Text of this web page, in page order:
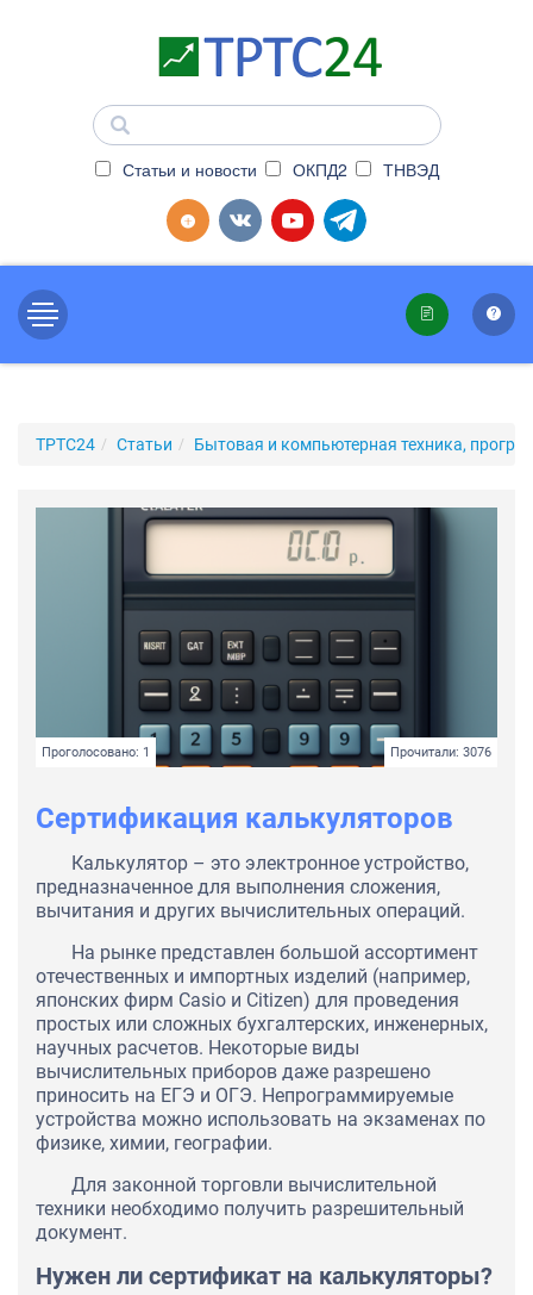
Статьи и новости ОКПД2 ТНВЭД
ТРТС24 Статьи Бытовая и компьютерная техника,
Проголосовано: 1 Прочитали: 3076
Сертификация калькуляторов
Калькулятор – это электронное устройство,
предназначенное для выполнения сложения,
вычитания и других вычислительных операций.
На рынке представлен большой ассортимент
отечественных и импортных изделий (например,
японских фирм Casio и Citizen) для проведения
простых или сложных бухгалтерских, инженерных,
научных расчетов. Некоторые виды
вычислительных приборов даже разрешено
приносить на ЕГЭ и ОГЭ. Непрограммируемые
устройства можно использовать на экзаменах по
физике, химии, географии.
Для законной торговли вычислительной
техники необходимо получить разрешительный
документ.
Нужен ли сертификат на калькуляторы?